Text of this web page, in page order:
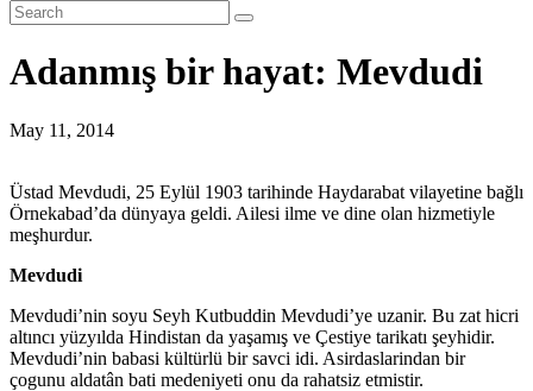
Adanmış bir hayat: Mevdudi
May 11, 2014
Üstad Mevdudi, 25 Eylül 1903 tarihinde Haydarabat vilayetine bağlı
Örnekabad’da dünyaya geldi. Ailesi ilme ve dine olan hizmetiyle
meşhurdur.
Mevdudi
Mevdudi’nin soyu Seyh Kutbuddin Mevdudi’ye uzanir. Bu zat hicri
altıncı yüzyılda Hindistan da yaşamış ve Çestiye tarikatı şeyhidir.
Mevdudi’nin babasi kültürlü bir savci idi. Asirdaslarindan bir
çogunu aldatân bati medeniyeti onu da rahatsiz etmistir.